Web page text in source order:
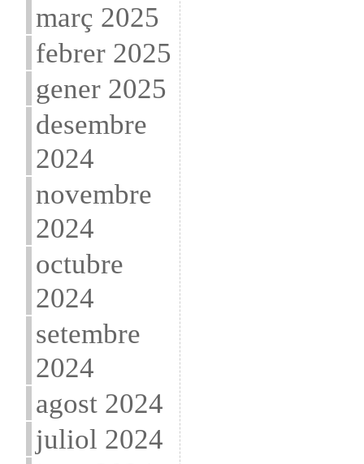
març 2025
febrer 2025
gener 2025
desembre
2024
novembre
2024
octubre
2024
setembre
2024
agost 2024
juliol 2024